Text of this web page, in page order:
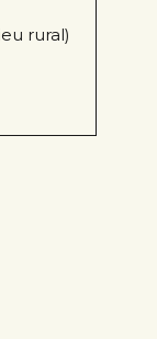
rural)